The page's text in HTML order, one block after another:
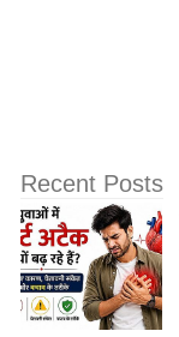
Recent Posts